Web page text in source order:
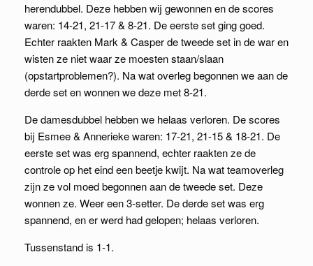
herendubbel. Deze hebben wij gewonnen en de scores
waren: 14-21, 21-17 & 8-21. De eerste set ging goed.
Echter raakten Mark & Casper de tweede set in de war en
wisten ze niet waar ze moesten staan/slaan
(opstartproblemen?). Na wat overleg begonnen we aan de
derde set en wonnen we deze met 8-21.
De damesdubbel hebben we helaas verloren. De scores
bij Esmee & Annerieke waren: 17-21, 21-15 & 18-21. De
eerste set was erg spannend, echter raakten ze de
controle op het eind een beetje kwijt. Na wat teamoverleg
zijn ze vol moed begonnen aan de tweede set. Deze
wonnen ze. Weer een 3-setter. De derde set was erg
spannend, en er werd had gelopen; helaas verloren.
Tussenstand is 1-1.